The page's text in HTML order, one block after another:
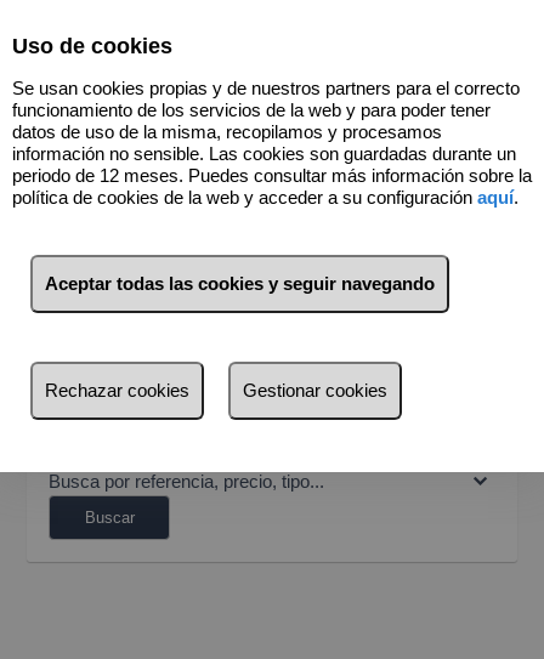
977384790
¿Dónde quieres buscar?
Provincia
Tarragona (47)
Busca por referencia, precio, tipo...
Buscar
Uso de cookies
Se usan cookies propias y de nuestros partners para el correcto
funcionamiento de los servicios de la web y para poder tener
datos de uso de la misma, recopilamos y procesamos
información no sensible. Las cookies son guardadas durante un
periodo de 12 meses. Puedes consultar más información sobre la
política de cookies de la web y acceder a su configuración aquí.
Aceptar todas las cookies y seguir navegando
Rechazar cookies Gestionar cookies